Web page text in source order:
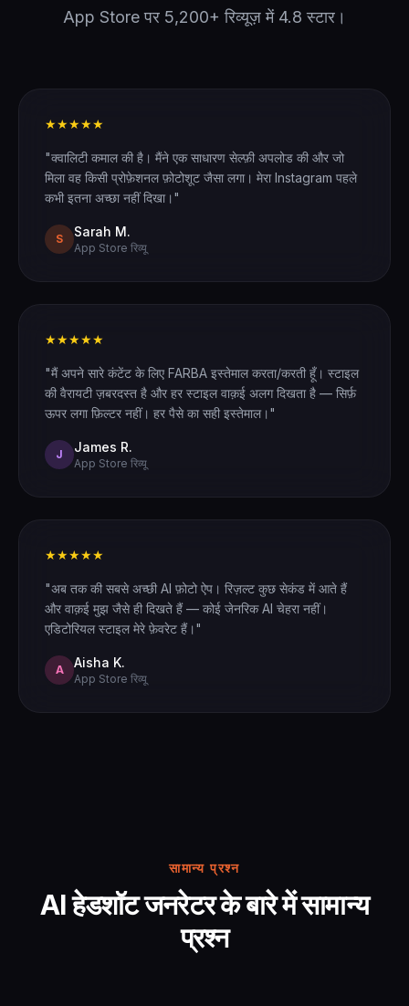
App Store पर 5,200+ रिव्यूज़ में 4.8 स्टार।
★★★★★
"क्वालिटी कमाल की है। मैंने एक साधारण सेल्फ़ी अपलोड की और जो
मिला वह किसी प्रोफ़ेशनल फ़ोटोशूट जैसा लगा। मेरा Instagram पहले
कभी इतना अच्छा नहीं दिखा।"
S Sarah M.
App Store रिव्यू
★★★★★
"मैं अपने सारे कंटेंट के लिए FARBA इस्तेमाल करता/करती हूँ। स्टाइल
की वैरायटी ज़बरदस्त है और हर स्टाइल वाक़ई अलग दिखता है — सिर्फ़
ऊपर लगा फ़िल्टर नहीं। हर पैसे का सही इस्तेमाल।"
J James R.
App Store रिव्यू
★★★★★
"अब तक की सबसे अच्छी AI फ़ोटो ऐप। रिज़ल्ट कुछ सेकंड में आते हैं
और वाक़ई मुझ जैसे ही दिखते हैं — कोई जेनरिक AI चेहरा नहीं।
एडिटोरियल स्टाइल मेरे फ़ेवरेट हैं।"
A Aisha K.
App Store रिव्यू
सामान्य प्रश्न
AI हेडशॉट जनरेटर के बारे में सामान्य
प्रश्न